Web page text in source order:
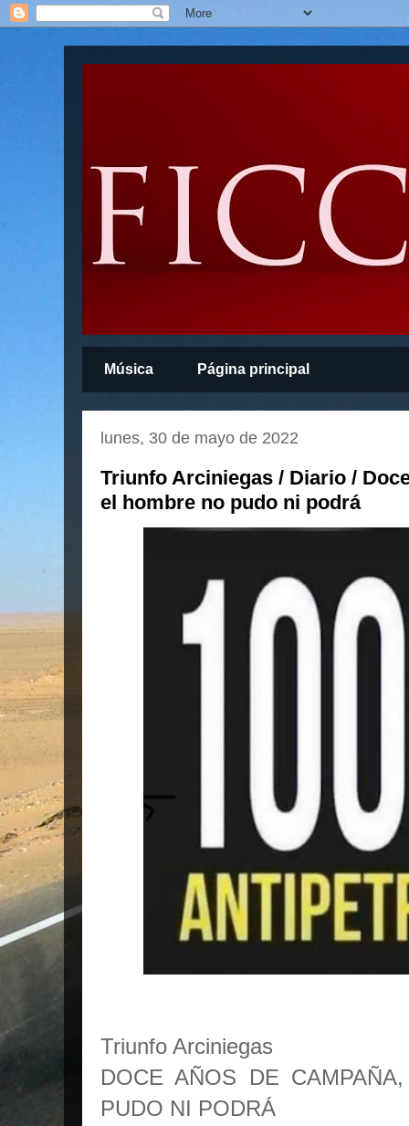
Música Página principal
lunes, 30 de mayo de 2022
Triunfo Arciniegas / Diario /
el hombre no pudo ni podrá
Triunfo Arciniegas
DOCE AÑOS DE
PUDO NI PODRÁ